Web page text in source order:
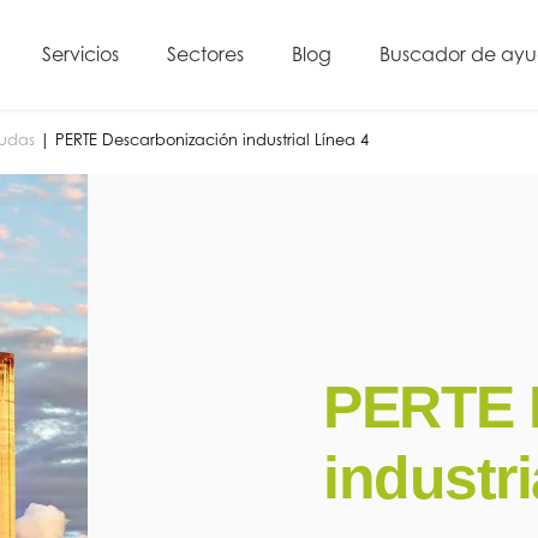
Servicios Sectores Blog Buscador de
PERTE Descarbonización industrial Línea 4